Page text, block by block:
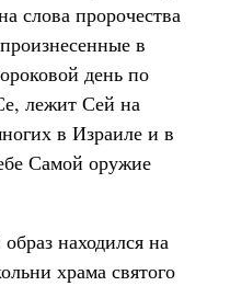
слова пророчества
в
день по
лежит Сей на
в Израиле и в
Самой оружие
находился на
храма святого